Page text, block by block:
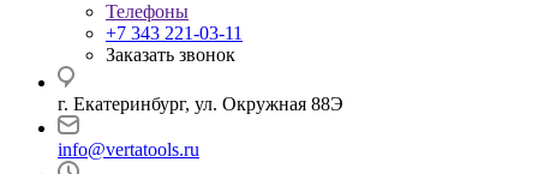
Телефоны
+7 343 221-03-11
Заказать звонок
г. Екатеринбург, ул. Окружная 88Э
info@vertatools.ru